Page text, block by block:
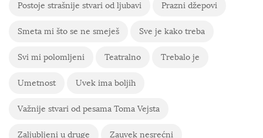
Postoje strašnije stvari od ljubavi Prazni džepovi
Smeta mi što se ne smeješ Sve je kako treba
Svi mi polomljeni Teatralno Trebalo je
Umetnost Uvek ima boljih
Važnije stvari od pesama Toma Vejsta
Zaljubljeni u druge Zauvek nesrećni